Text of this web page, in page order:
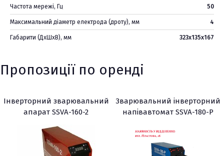
Частота мережі, Гц 50
Максимальний діаметр електрода (дроту), мм 4
Габарити (ДхШхВ), мм 323х135х167
Пропозиції по оренді
Інверторний зварювальний
апарат SSVA-160-2
Зварювальний інверторний
напівавтомат SSVA-180-P